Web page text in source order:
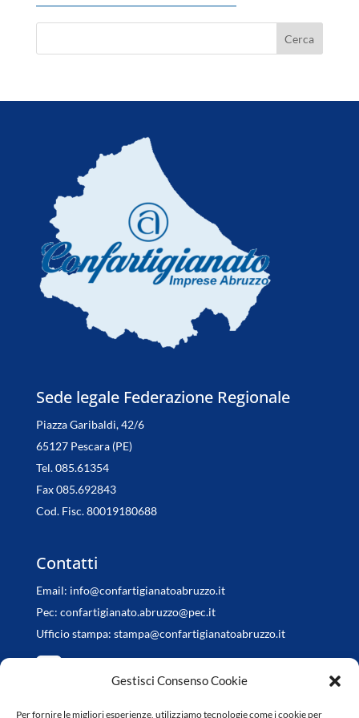
Gestisci Consenso Cookie
Per fornire le migliori esperienze, utilizziamo tecnologie come i cookie per
Nuburu, 'via libera del Governo
6 Agosto 2026
Sede legale Federazione Regionale
Piazza Garibaldi, 42/6
65127 Pescara (PE)
Tel. 085.61354
Fax 085.692843
Cod. Fisc. 80019180688
Contatti
Email: info@confartigianatoabruzzo.it
Pec: confartigianato.abruzzo@pec.it
Ufficio stampa: stampa@confartigianatoabruzzo.it